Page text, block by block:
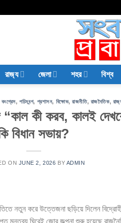
রাজ‍্য জেলা শহর বিশ্ব
,পচিমবন্গ, প্রশাসন, বিক্ষোভ,রাজনীতি, রাজনৈতিক,
“কাল কী করব, কালই
বিধান সভায়?
ON JUNE 2, 2026 BY ADMIN
নতুন করে উত্তেজনা ছড়িয়ে দিলেন
মন্তব্য ঘিরেই জোর জল্পনা শুরু হয়েছে